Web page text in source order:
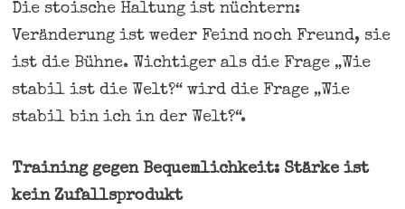
Die stoische Haltung ist nüchtern:
Veränderung ist weder Feind noch Freund, sie
ist die Bühne. Wichtiger als die Frage „Wie
stabil ist die Welt?“ wird die Frage „Wie
stabil bin ich in der Welt?“.
Training gegen Bequemlichkeit: Stärke ist
kein Zufallsprodukt